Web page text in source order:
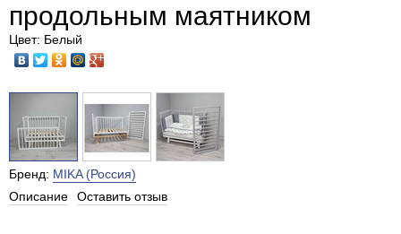
продольным маятником
Цвет: Белый
Бренд: MIKA (Россия)
Описание
Оставить отзыв